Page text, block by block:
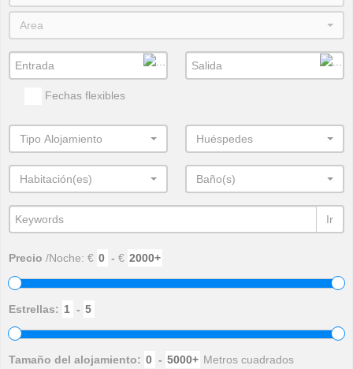
Area
Fechas flexibles
Tipo Alojamiento Huéspedes
Habitación(es) Baño(s)
Ir
Precio /Noche: € - €
Estrellas: -
Tamaño del alojamiento: - Metros cuadrados